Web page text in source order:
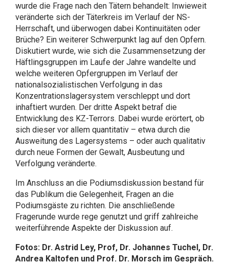
wurde die Frage nach den Tätern behandelt: Inwieweit
veränderte sich der Täterkreis im Verlauf der NS-
Herrschaft, und überwogen dabei Kontinuitäten oder
Brüche? Ein weiterer Schwerpunkt lag auf den Opfern.
Diskutiert wurde, wie sich die Zusammensetzung der
Häftlingsgruppen im Laufe der Jahre wandelte und
welche weiteren Opfergruppen im Verlauf der
nationalsozialistischen Verfolgung in das
Konzentrationslagersystem verschleppt und dort
inhaftiert wurden. Der dritte Aspekt betraf die
Entwicklung des KZ-Terrors. Dabei wurde erörtert, ob
sich dieser vor allem quantitativ – etwa durch die
Ausweitung des Lagersystems – oder auch qualitativ
durch neue Formen der Gewalt, Ausbeutung und
Verfolgung veränderte.
Im Anschluss an die Podiumsdiskussion bestand für
das Publikum die Gelegenheit, Fragen an die
Podiumsgäste zu richten. Die anschließende
Fragerunde wurde rege genutzt und griff zahlreiche
weiterführende Aspekte der Diskussion auf.
Fotos: Dr. Astrid Ley, Prof, Dr. Johannes Tuchel, Dr.
Andrea Kaltofen und Prof. Dr. Morsch im Gespräch.